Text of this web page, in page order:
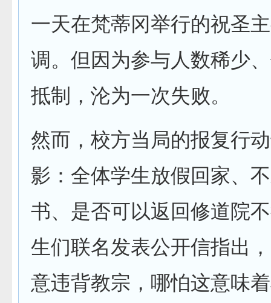
一天在梵蒂冈举行的祝圣
调。但因为参与人数稀少
抵制，沦为一次失败。
然而，校方当局的报复行
影：全体学生放假回家、
书、是否可以返回修道院
生们联名发表公开信指出
意违背教宗，哪怕这意味